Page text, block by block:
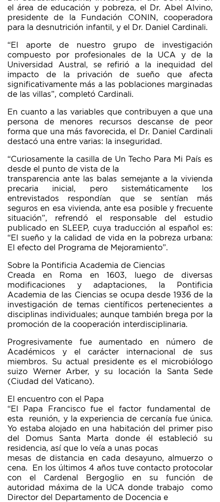
el área de educación y pobreza, el Dr. Abel Alvino,
presidente de la Fundación CONIN, cooperadora
para la desnutrición infantil, y el Dr. Daniel Cardinali.
“El aporte de nuestro grupo de investigación
compuesto por profesionales de la UCA y de la
Universidad Austral, se refirió a la inequidad del
impacto de la privación de sueño que afecta
significativamente más a las poblaciones marginadas
de las villas”, completó Cardinali.
En cuanto a las variables que contribuyen a que una
persona de menores recursos descanse de peor
forma que una más favorecida, el Dr. Daniel Cardinali
destacó una entre varias: la inseguridad.
“Curiosamente la casilla de Un Techo Para Mi País es
desde el punto de vista de la
transparencia ante las balas semejante a la vivienda
precaria inicial, pero sistemáticamente los
entrevistados respondían que se sentían más
seguros en esa vivienda, ante esa posible y frecuente
situación”, refrendó el responsable del estudio
publicado en SLEEP, cuya traducción al español es:
“El sueño y la calidad de vida en la pobreza urbana:
El efecto del Programa de Mejoramiento”.
Sobre la Pontificia Academia de Ciencias
Creada en Roma en 1603, luego de diversas
modificaciones y adaptaciones, la Pontificia
Academia de las Ciencias se ocupa desde 1936 de la
investigación de temas científicos pertenecientes a
disciplinas individuales; aunque también brega por la
promoción de la cooperación interdisciplinaria.
Progresivamente fue aumentado en número de
Académicos y el carácter internacional de sus
miembros. Su actual presidente es el microbiólogo
suizo Werner Arber, y su locación la Santa Sede
(Ciudad del Vaticano).
El encuentro con el Papa
“El Papa Francisco fue el factor fundamental de
esta reunión, y la experiencia de cercanía fue única.
Yo estaba alojado en una habitación del primer piso
del Domus Santa Marta donde él estableció su
residencia, así que lo veía a unas pocas
mesas de distancia en cada desayuno, almuerzo o
cena. En los últimos 4 años tuve contacto protocolar
con el Cardenal Bergoglio en su función de
autoridad máxima de la UCA donde trabajo como
Director del Departamento de Docencia e